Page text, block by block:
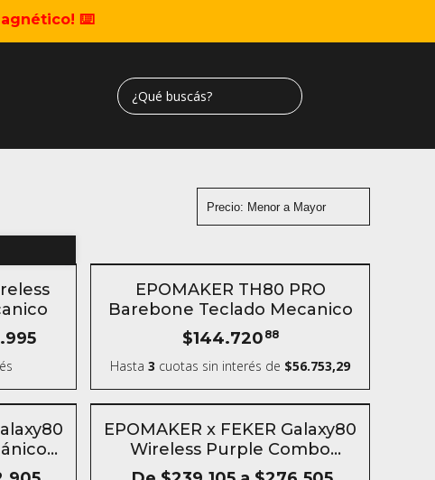
⌨️
SIN STOCK
EPOMAKER TH80 PRO
Barebone Teclado Mecanico
$144.720 88
Hasta 3 cuotas sin interés de $56.753,29
SIN STOCK
EPOMAKER x FEKER Galaxy80
Wireless Purple Combo
Teclado Mecanico Aluminio